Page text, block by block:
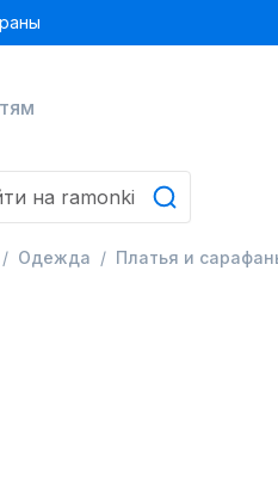
Одежда Платья и